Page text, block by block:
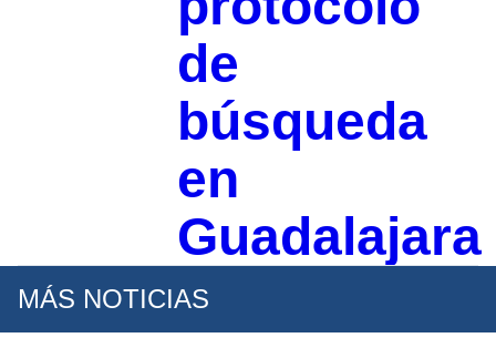
de
búsqueda
en
Guadalajara
MÁS NOTICIAS